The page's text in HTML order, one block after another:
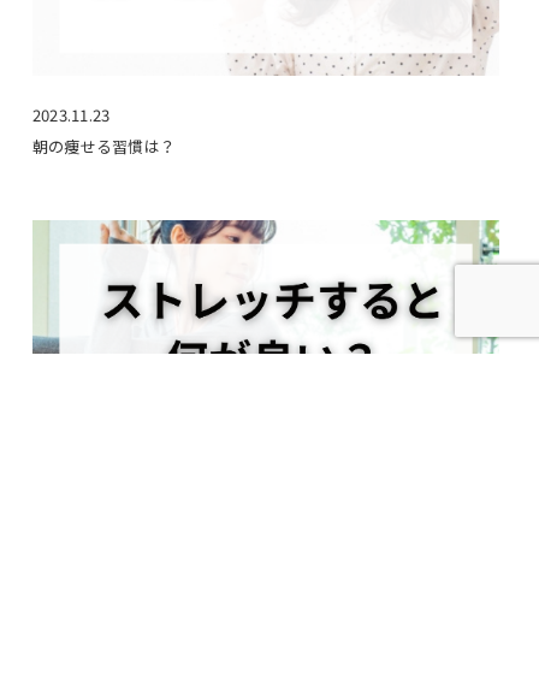
2023.11.23
朝の痩せる習慣は？